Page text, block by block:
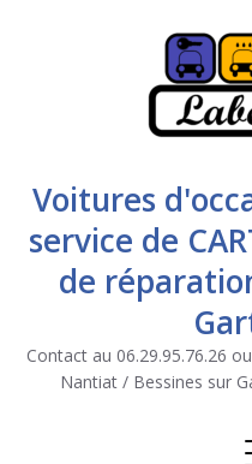
Voitures
service de
de
Contact au 06.29.95.76.26
Nantiat / Bessines sur